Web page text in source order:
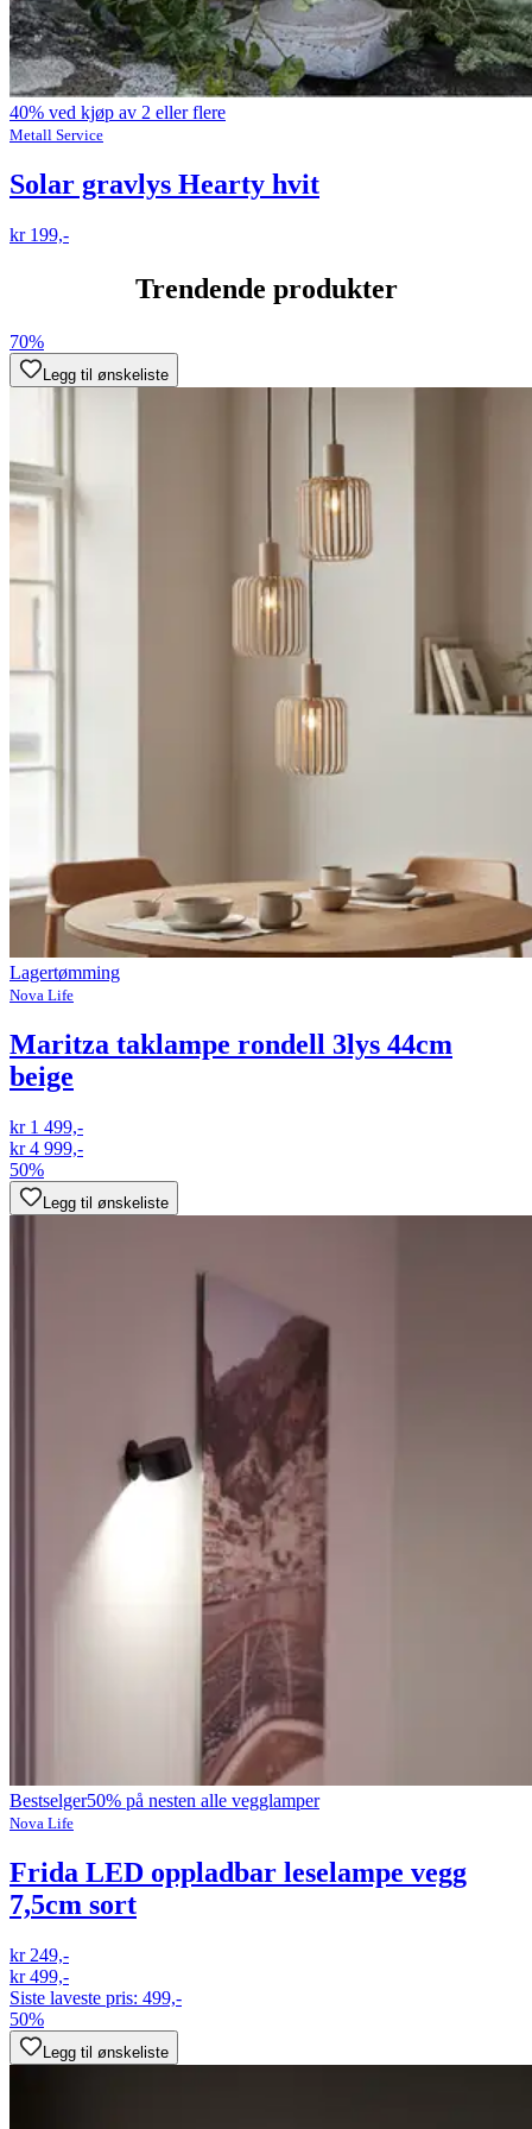
40% ved kjøp av 2 eller flere
Metall Service
Solar gravlys Hearty hvit
kr 199,-
Trendende produkter
70%
Legg til ønskeliste
Lagertømming
Nova Life
Maritza taklampe rondell 3lys 44cm
beige
kr 1 499,-
kr 4 999,-
50%
Legg til ønskeliste
Bestselger50% på nesten alle vegglamper
Nova Life
Frida LED oppladbar leselampe vegg
7,5cm sort
kr 249,-
kr 499,-
Siste laveste pris: 499,-
50%
Legg til ønskeliste